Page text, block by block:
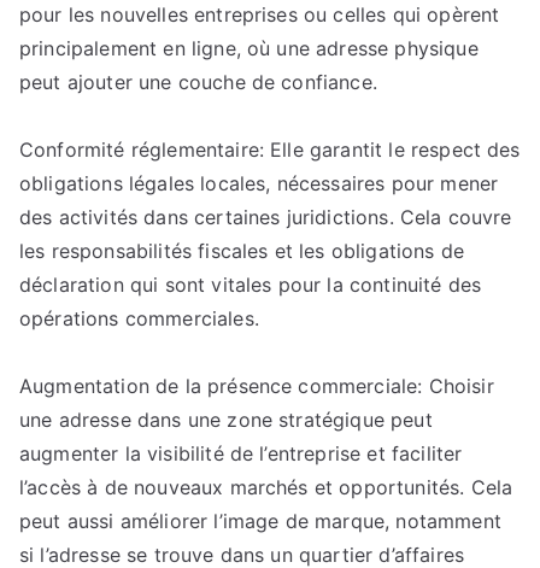
pour les nouvelles entreprises ou celles qui opèrent
principalement en ligne, où une adresse physique
peut ajouter une couche de confiance.
Conformité réglementaire: Elle garantit le respect des
obligations légales locales, nécessaires pour mener
des activités dans certaines juridictions. Cela couvre
les responsabilités fiscales et les obligations de
déclaration qui sont vitales pour la continuité des
opérations commerciales.
Augmentation de la présence commerciale: Choisir
une adresse dans une zone stratégique peut
augmenter la visibilité de l’entreprise et faciliter
l’accès à de nouveaux marchés et opportunités. Cela
peut aussi améliorer l’image de marque, notamment
si l’adresse se trouve dans un quartier d’affaires